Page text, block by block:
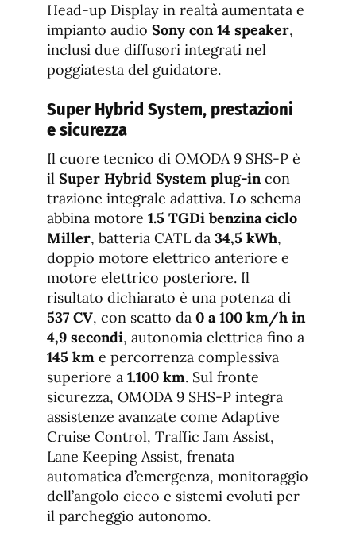
Head-up Display in realtà aumentata e
impianto audio Sony con 14 speaker,
inclusi due diffusori integrati nel
poggiatesta del guidatore.
Super Hybrid System, prestazioni
e sicurezza
Il cuore tecnico di OMODA 9 SHS-P è
il Super Hybrid System plug-incon
trazione integrale adattiva. Lo schema
abbina motore 1.5 TGDi benzina ciclo
Miller, batteria CATL da 34,5 kWh,
doppio motore elettrico anteriore e
motore elettrico posteriore. Il
risultato dichiarato è una potenza di
537 CV, con scatto da 0 a 100 km/h in
4,9 secondi, autonomia elettrica fino a
145 km e percorrenza complessiva
superiore a 1.100 km. Sul fronte
sicurezza, OMODA 9 SHS-P integra
assistenze avanzate come Adaptive
Cruise Control, Traffic Jam Assist,
Lane Keeping Assist, frenata
automatica d’emergenza, monitoraggio
dell’angolo cieco e sistemi evoluti per
il parcheggio autonomo.